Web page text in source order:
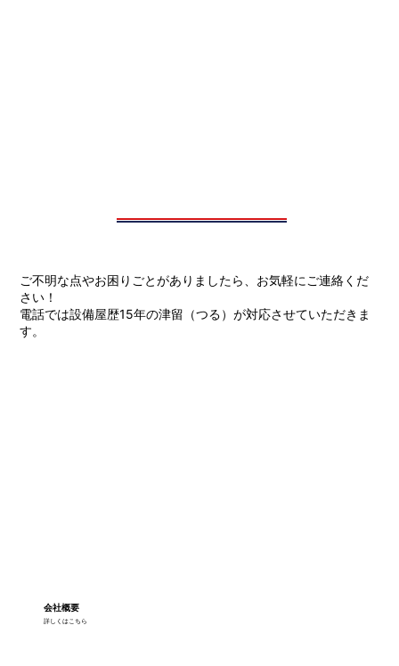
ご不明な点やお困りごとがありましたら、お気軽にご連絡くだ
さい！
電話では設備屋歴15年の津留（つる）が対応させていただきま
す。
詳しくはこちら
会社概要